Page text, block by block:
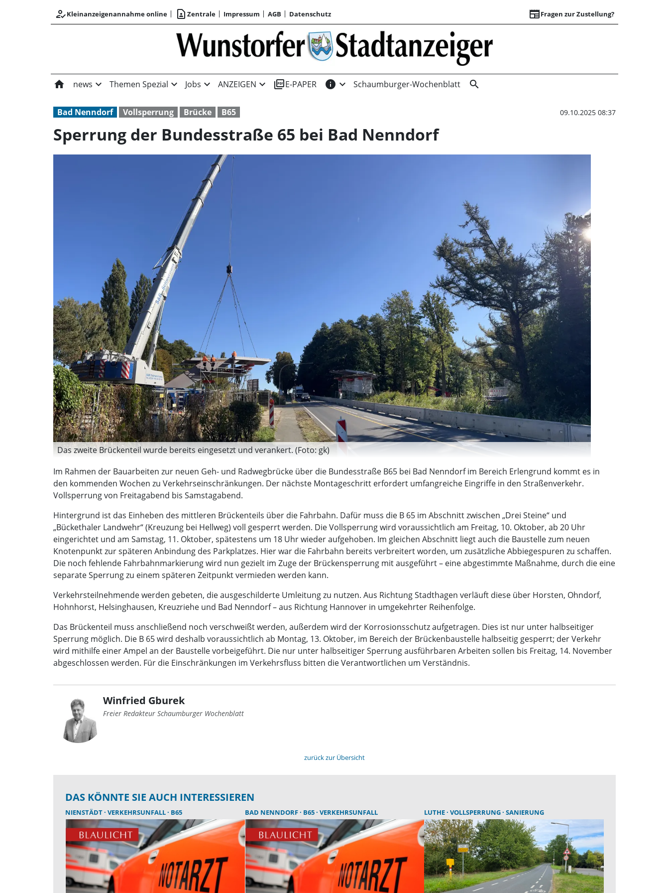
how_to_regKleinanzeigenannahme online contact_page Zentrale Impressum AGB Datenschutz newspaperFragen zur Zustellung?
Sperrung der
home news expand_more Themen Spezial expand_more Jobs expand_more ANZEIGEN expand_more picture_as_pdfE-PAPER info expand_more Schaumburger-Wochenblatt search
Bad Nenndorf Vollsperrung Brücke B65 09.10.2025 08:37
Sperrung der Bundesstraße 65 bei Bad Nenndorf
Das zweite Brückenteil wurde bereits eingesetzt und verankert. (Foto: gk)
Im Rahmen der Bauarbeiten zur neuen Geh- und Radwegbrücke über die Bundesstraße B65 bei Bad Nenndorf im Bereich Erlengrund kommt es in
den kommenden Wochen zu Verkehrseinschränkungen. Der nächste Montageschritt erfordert umfangreiche Eingriffe in den Straßenverkehr.
Vollsperrung von Freitagabend bis Samstagabend.
Hintergrund ist das Einheben des mittleren Brückenteils über die Fahrbahn. Dafür muss die B 65 im Abschnitt zwischen „Drei Steine“ und
„Bückethaler Landwehr“ (Kreuzung bei Hellweg) voll gesperrt werden. Die Vollsperrung wird voraussichtlich am Freitag, 10. Oktober, ab 20 Uhr
eingerichtet und am Samstag, 11. Oktober, spätestens um 18 Uhr wieder aufgehoben. Im gleichen Abschnitt liegt auch die Baustelle zum neuen
Knotenpunkt zur späteren Anbindung des Parkplatzes. Hier war die Fahrbahn bereits verbreitert worden, um zusätzliche Abbiegespuren zu schaffen.
Die noch fehlende Fahrbahnmarkierung wird nun gezielt im Zuge der Brückensperrung mit ausgeführt – eine abgestimmte Maßnahme, durch die eine
separate Sperrung zu einem späteren Zeitpunkt vermieden werden kann.
Verkehrsteilnehmende werden gebeten, die ausgeschilderte Umleitung zu nutzen. Aus Richtung Stadthagen verläuft diese über Horsten, Ohndorf,
Hohnhorst, Helsinghausen, Kreuzriehe und Bad Nenndorf – aus Richtung Hannover in umgekehrter Reihenfolge.
Das Brückenteil muss anschließend noch verschweißt werden, außerdem wird der Korrosionsschutz aufgetragen. Dies ist nur unter halbseitiger
Sperrung möglich. Die B 65 wird deshalb voraussichtlich ab Montag, 13. Oktober, im Bereich der Brückenbaustelle halbseitig gesperrt; der Verkehr
wird mithilfe einer Ampel an der Baustelle vorbeigeführt. Die nur unter halbseitiger Sperrung ausführbaren Arbeiten sollen bis Freitag, 14. November
abgeschlossen werden. Für die Einschränkungen im Verkehrsfluss bitten die Verantwortlichen um Verständnis.
Winfried Gburek
Freier Redakteur Schaumburger Wochenblatt
zurück zur Übersicht
DAS KÖNNTE SIE AUCH INTERESSIEREN
NIENSTÄDT VERKEHRSUNFALL B65 BAD NENNDORF B65 VERKEHRSUNFALL LUTHE VOLLSPERRUNG SANIERUNG